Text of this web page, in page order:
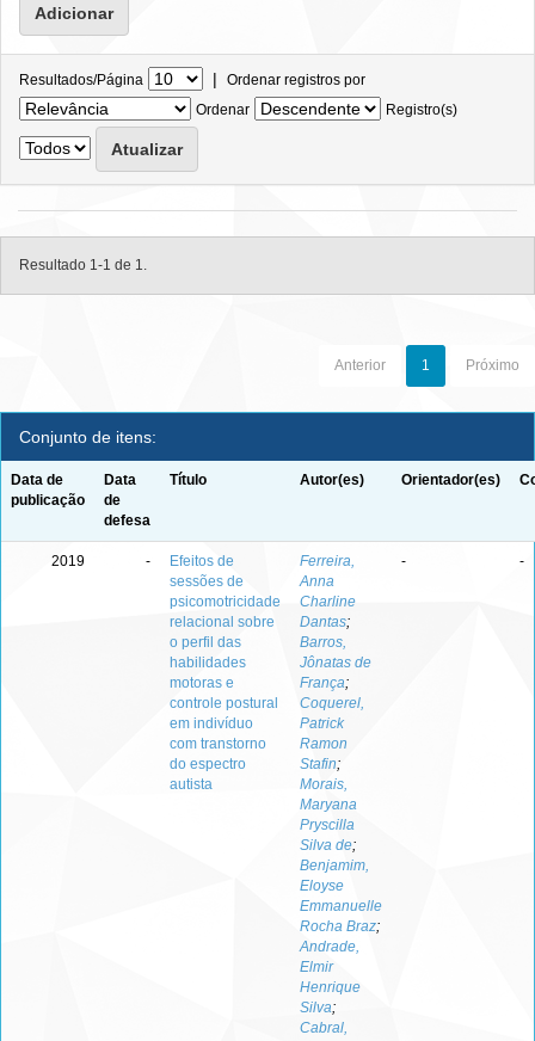
Resultados/Página | Ordenar registros por
Ordenar
Registro(s)
Resultado 1-1 de 1.
Anterior 1 Próximo
Conjunto de itens:
Data de
publicação
Data
de
defesa
Título Autor(es) Orientador(es)
2019 -
Efeitos de
sessões de
psicomotricidade
relacional sobre
o perfil das
habilidades
motoras e
controle postural
em indivíduo
com transtorno
do espectro
autista
Ferreira,
Anna
Charline
Dantas;
Barros,
Jônatas de
França;
Coquerel,
Patrick
Ramon
Stafin;
Morais,
Maryana
Pryscilla
Silva de;
Benjamim,
Eloyse
Emmanuelle
Rocha Braz;
Andrade,
Elmir
Henrique
Silva;
Cabral,
- -